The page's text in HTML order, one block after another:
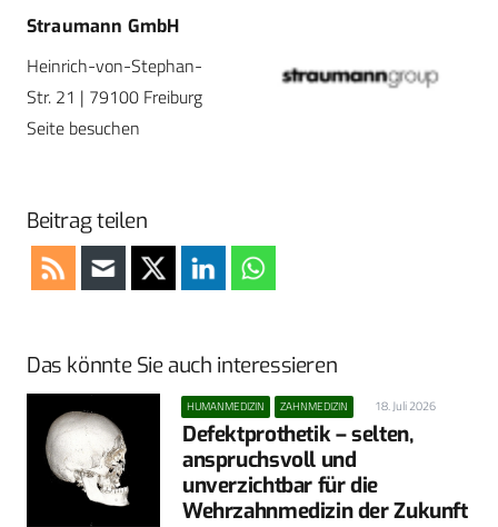
Straumann GmbH
Heinrich-von-Stephan-
Str. 21 | 79100 Freiburg
Seite besuchen
Beitrag teilen
Das könnte Sie auch interessieren
HUMANMEDIZIN ZAHNMEDIZIN 18. Juli 2026
Defektprothetik – selten,
anspruchsvoll und
unverzichtbar für die
Wehrzahnmedizin der Zukunft